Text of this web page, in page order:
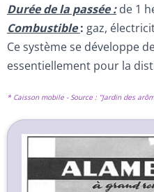
Durée de la passée :de 1
Combustible: gaz,
Ce système se développe
essentiellement pour la
* Caisson mobile - Source : "Jardin des